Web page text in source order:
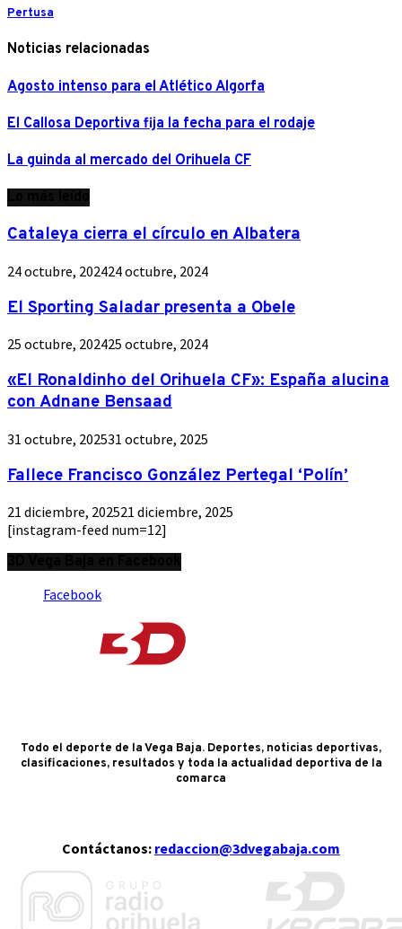
Pertusa
Noticias relacionadas
Agosto intenso para el Atlético Algorfa
El Callosa Deportiva fija la fecha para el rodaje
La guinda al mercado del Orihuela CF
Cataleya cierra el círculo en Albatera
24 octubre, 202424 octubre, 2024
El Sporting Saladar presenta a Obele
25 octubre, 202425 octubre, 2024
«El Ronaldinho del Orihuela CF»: España alucina
con Adnane Bensaad
31 octubre, 202531 octubre, 2025
Fallece Francisco González Pertegal ‘Polín’
21 diciembre, 202521 diciembre, 2025
[instagram-feed num=12]
Facebook
Todo el deporte de la Vega Baja. Deportes, noticias deportivas,
clasificaciones, resultados y toda la actualidad deportiva de la
comarca
Contáctanos: redaccion@3dvegabaja.com